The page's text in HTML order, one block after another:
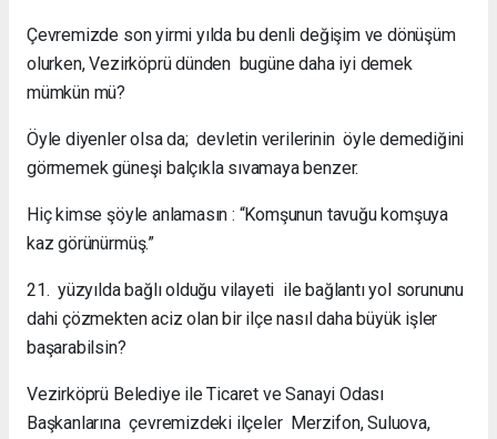
Çevremizde son yirmi yılda bu denli değişim ve dönüşüm
olurken, Vezirköprü dünden bugüne daha iyi demek
mümkün mü?
Öyle diyenler olsa da; devletin verilerinin öyle demediğini
görmemek güneşi balçıkla sıvamaya benzer.
Hiç kimse şöyle anlamasın : “Komşunun tavuğu komşuya
kaz görünürmüş.”
21. yüzyılda bağlı olduğu vilayeti ile bağlantı yol sorununu
dahi çözmekten aciz olan bir ilçe nasıl daha büyük işler
başarabilsin?
Vezirköprü Belediye ile Ticaret ve Sanayi Odası
Başkanlarına çevremizdeki ilçeler Merzifon, Suluova,